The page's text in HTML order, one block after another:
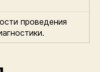
проведения